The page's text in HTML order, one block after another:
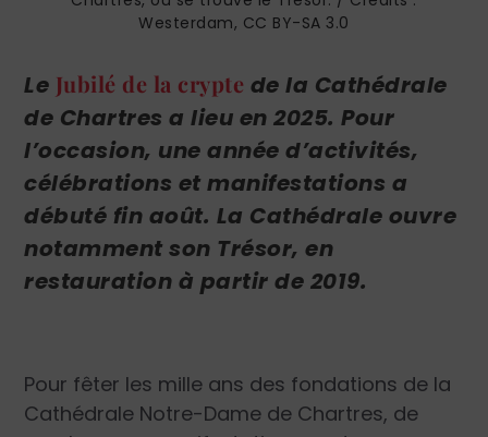
Westerdam, CC BY-SA 3.0
Le Jubilé de la crypte de la Cathédrale
de Chartres a lieu en 2025. Pour
l’occasion, une année d’activités,
célébrations et manifestations a
débuté fin août. La Cathédrale ouvre
notamment son Trésor, en
restauration à partir de 2019.
Pour fêter les mille ans des fondations de la
Cathédrale Notre-Dame de Chartres, de